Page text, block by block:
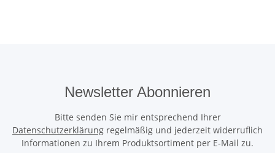
Newsletter Abonnieren
Bitte senden Sie mir entsprechend Ihrer
Datenschutzerklärung regelmäßig und jederzeit widerruflich
Informationen zu Ihrem Produktsortiment per E-Mail zu.